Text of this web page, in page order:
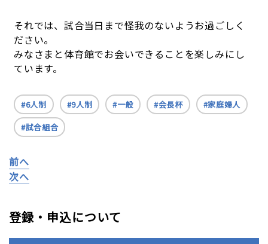
それでは、試合当日まで怪我のないようお過ごしく
ださい。
みなさまと体育館でお会いできることを楽しみにし
ています。
6人制 9人制 一般 会長杯
家庭婦人
試合組合
前へ
次へ
登録・申込について